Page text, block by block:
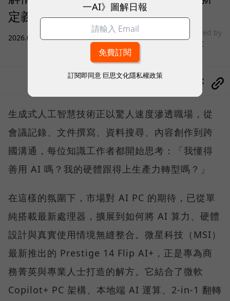
定義商務筆電與 Copilot+ PC？
2026.07.31|
sponsored by
微星科技
生成式人工智慧技術正以驚人速度滲透職場，從
會議記錄、文件撰寫、資料搜尋、內容創作到跨
國溝通，每位知識工作者都開始思考：「我懂得
善用 AI 嗎？我的硬體跟得上生產力轉型嗎？」
在這樣的氛圍下，市場對 AI PC 的期待，已從單
純搭載最新處理器，擴展到如何將 AI 算力、硬體
設計與真實使用情境無縫整合。微星科技（MSI）
最新推出的 Prestige 14 Flip AI+，正是專為商
務菁英與專業人士打造的解方。它結合了微軟
Copilot+ PC 架構、本地端 AI 運算、2-in-1 翻轉
一AI》圖解日報
訂閱即同意 巨思文化隱私權政策